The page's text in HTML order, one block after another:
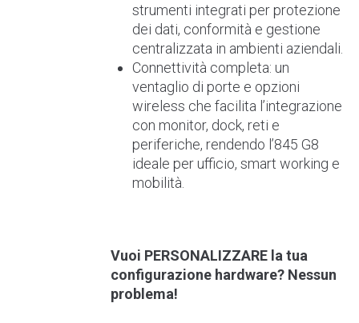
strumenti integrati per protezione
dei dati, conformità e gestione
centralizzata in ambienti aziendali.
Connettività completa: un
ventaglio di porte e opzioni
wireless che facilita l’integrazione
con monitor, dock, reti e
periferiche, rendendo l’845 G8
ideale per ufficio, smart working e
mobilità.
Vuoi PERSONALIZZARE la tua
configurazione hardware? Nessun
problema!